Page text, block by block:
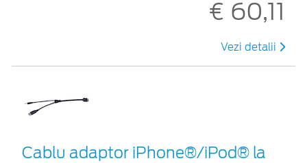
€ 60,11
Vezi detalii
Cablu adaptor iPhone®/iPod® la